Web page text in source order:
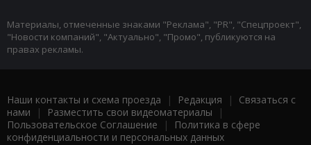
Материалы, отмеченные знаками "Реклама", "PR", "Спецпроект",
"Новости компаний", "Актуально", "Промо", публикуются на
правах рекламы.
Наши контакты и схема проезда | Редакция | Связаться с
нами | Разместить свои видеоматериалы |
Пользовательское Соглашение |
Политика в сфере
конфиденциальности и персональных данных